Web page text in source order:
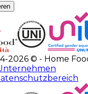
2026 © - Home